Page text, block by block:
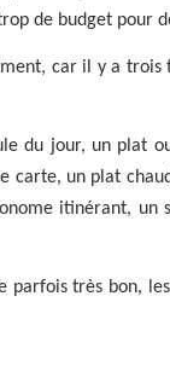
de budget pour
car il y a
du jour, un plat
carte, un plat
itinérant, un
parfois très bon,